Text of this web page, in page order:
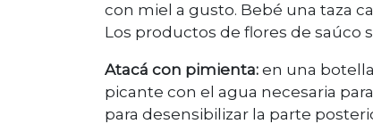
con miel a gusto. Bebé una taza
Los productos de flores de saúco
Atacá con pimienta: en una
picante con el agua necesaria
para desensibilizar la parte